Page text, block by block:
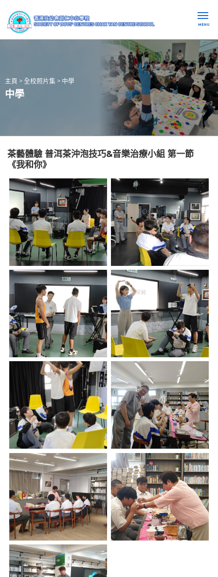
MENU
主頁 > 全校照片集 > 中學
中學
茶藝體驗 普洱茶沖泡技巧&音樂治療小組 第一節
《我和你》